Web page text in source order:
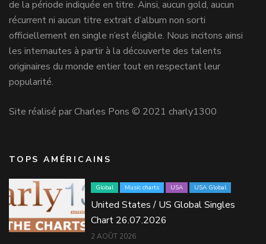
de la période indiquée en titre. Ainsi, aucun gold, aucun
récurrent ni aucun titre extrait d’album non sorti
officiellement en single n’est éligible. Nous incitons ainsi
les internautes à partir à la découverte des talents
originaires du monde entier tout en respectant leur
popularité.
Site réalisé par Charles Pons © 2021 charly1300
TOPS AMÉRICAINS
Global Music charts USA USA Global
United States / US Global Singles
Chart 26.07.2026
2 AOÛT 2026